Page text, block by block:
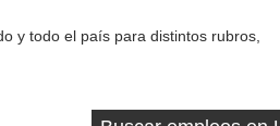
y todo el país para distintos rubros,